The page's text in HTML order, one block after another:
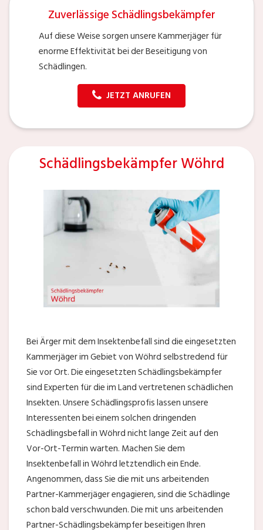
Zuverlässige Schädlingsbekämpfer
Auf diese Weise sorgen unsere Kammerjäger für
enorme Effektivität bei der Beseitigung von
Schädlingen.
JETZT ANRUFEN
Schädlingsbekämpfer Wöhrd
Bei Ärger mit dem Insektenbefall sind die eingesetzten
Kammerjäger im Gebiet von Wöhrd selbstredend für
Sie vor Ort. Die eingesetzten Schädlingsbekämpfer
sind Experten für die im Land vertretenen schädlichen
Insekten. Unsere Schädlingsprofis lassen unsere
Interessenten bei einem solchen dringenden
Schädlingsbefall in Wöhrd nicht lange Zeit auf den
Vor-Ort-Termin warten. Machen Sie dem
Insektenbefall in Wöhrd letztendlich ein Ende.
Angenommen, dass Sie die mit uns arbeitenden
Partner-Kammerjäger engagieren, sind die Schädlinge
schon bald verschwunden. Die mit uns arbeitenden
Partner-Schädlingsbekämpfer beseitigen Ihren